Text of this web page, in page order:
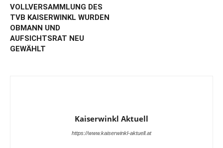
VOLLVERSAMMLUNG DES
TVB KAISERWINKL WURDEN
OBMANN UND
AUFSICHTSRAT NEU
GEWÄHLT
Kaiserwinkl Aktuell
https://www.kaiserwinkl-aktuell.at